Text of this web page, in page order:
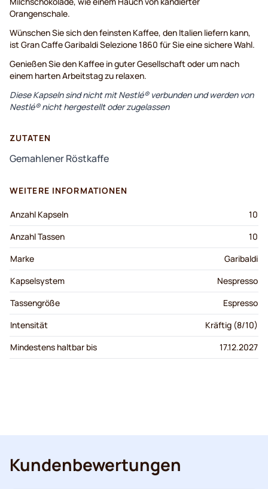
Orangenschale.
Wünschen Sie sich den feinsten Kaffee, den Italien liefern kann,
ist Gran Caffe Garibaldi Selezione 1860 für Sie eine sichere Wahl.
Genießen Sie den Kaffee in guter Gesellschaft oder um nach
einem harten Arbeitstag zu relaxen.
Diese Kapseln sind nicht mit Nestlé® verbunden und werden von
Nestlé® nicht hergestellt oder zugelassen
ZUTATEN
Gemahlener Röstkaffe
WEITERE INFORMATIONEN
Anzahl Kapseln
10
Anzahl Tassen
10
Marke
Garibaldi
Kapselsystem
Nespresso
Tassengröße
Espresso
Intensität
Kräftig (8/10)
Mindestens haltbar bis
17.12.2027
Kundenbewertungen